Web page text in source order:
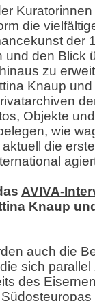
die
der
und den Blick
zu
Knaup
Objekte
wie
die
AVIVA-
Knaup
auch die
sich
des